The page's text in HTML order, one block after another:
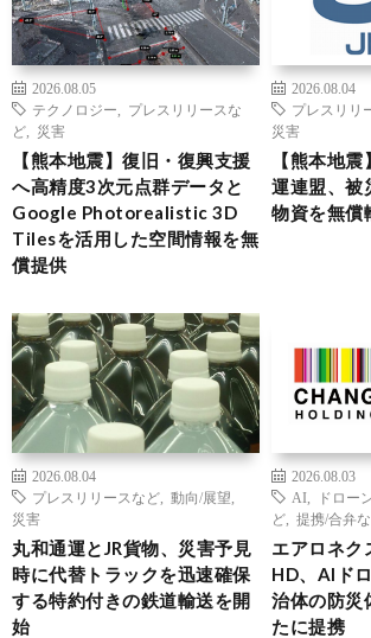
2026.08.05
テクノロジー
プレスリリースな
ど
災害
【熊本地震】復旧・復興支援
へ高精度3次元点群データと
Google Photorealistic 3D
Tilesを活用した空間情報を無
償提供
2026.08.04
プレスリリ
災害
【熊本地
運連盟、被
物資を無償
2026.08.04
プレスリリースなど
動向/展望
災害
丸和通運とJR貨物、災害予見
時に代替トラックを迅速確保
する特約付きの鉄道輸送を開
始
2026.08.03
AI
ドロー
ど
提携/合弁
エアロネク
HD、AIド
治体の防災
たに提携